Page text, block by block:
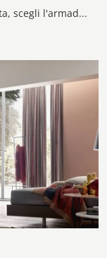
Se vuoi una camera da letto ben arredata, scegli l'armadio Liscia Anta battente con ante battenti di Maronese!